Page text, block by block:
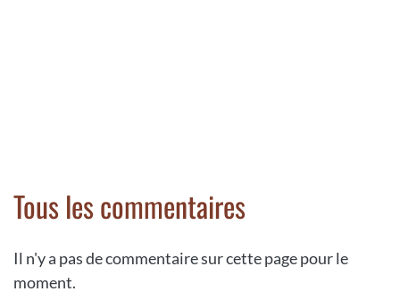
Tous les commentaires
Il n'y a pas de commentaire sur cette page pour le
moment.